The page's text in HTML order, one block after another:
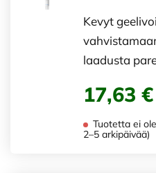
Kevyt
laadusta
17,63 €
Tuotetta ei
2–5 arkipäivää)